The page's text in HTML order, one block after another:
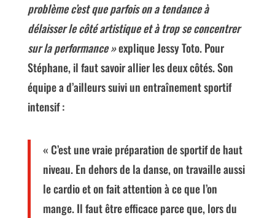
problème c’est que parfois on a tendance à
délaisser le côté artistique et à trop se concentrer
sur la performance »explique Jessy Toto. Pour
Stéphane, il faut savoir allier les deux côtés. Son
équipe a d’ailleurs suivi un entraînement sportif
intensif :
« C’est une vraie préparation de sportif de haut
niveau. En dehors de la danse, on travaille aussi
le cardio et on fait attention à ce que l’on
mange. Il faut être efficace parce que, lors du